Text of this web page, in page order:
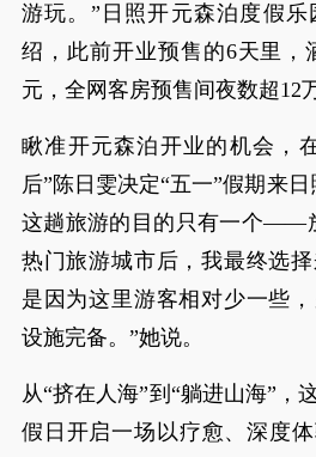
游玩。”日照开元森泊度假
绍，此前开业预售的6天里，
元，全网客房预售间夜数超12
瞅准开元森泊开业的机会，
后”陈日雯决定“五一”假期来
这趟旅游的目的只有一个——
热门旅游城市后，我最终选
是因为这里游客相对少一些
设施完备。”她说。
从“挤在人海”到“躺进山海”，
假日开启一场以疗愈、深度